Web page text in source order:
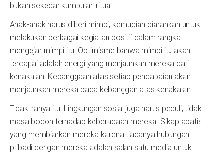
bukan sekedar kumpulan ritual.
Anak-anak harus diberi mimpi, kemudian diarahkan untuk
melakukan berbagai kegiatan positif dalam rangka
mengejar mimpi itu. Optimisme bahwa mimpi itu akan
tercapai adalah energi yang menjauhkan mereka dari
kenakalan. Kebanggaan atas setiap pencapaian akan
menjauhkan mereka pada kebanggan atas kenakalan.
Tidak hanya itu. Lingkungan sosial juga harus peduli, tidak
masa bodoh terhadap keberadaan mereka. Sikap apatis
yang membiarkan mereka karena tiadanya hubungan
pribadi dengan mereka adalah salah satu media untuk